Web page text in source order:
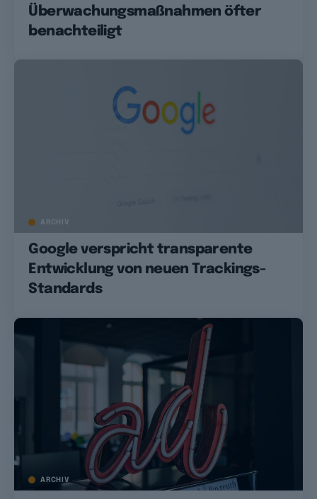
Überwachungsmaßnahmen öfter
benachteiligt
ARCHIV
Google verspricht transparente
Entwicklung von neuen Trackings-
Standards
ARCHIV